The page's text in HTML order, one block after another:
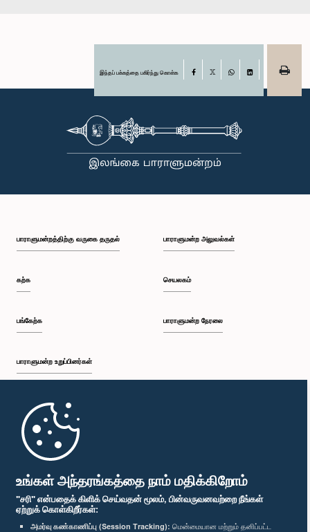
உங்கள் அந்தரங்கத்தை நாம் மதிக்கிறோம்
"சரி" என்பதைக் கிளிக் செய்வதன் மூலம், பின்வருவனவற்றை நீங்கள்
ஏற்றுக் கொள்கிறீர்கள்:
அமர்வு கண்காணிப்பு (Session Tracking): மென்மையான மற்றும் தனிப்பட்ட
இந்தப் பக்கத்தை பகிர்ந்து கொள்க Facebook
பாராளுமன்றத்திற்கு வருகை தருதல்
கற்க
பங்கேற்க
பாராளுமன்ற உறுப்பினர்கள்
முதற்பக்கம்
பாராளுமன்ற அலுவல்கள்
செயலகம்
பாராளுமன்ற நேரலை
பாராளுமன்ற கையடக்க செயலி